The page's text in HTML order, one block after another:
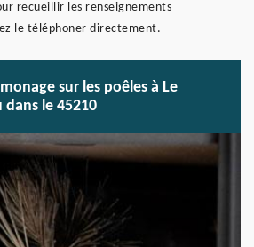
recueillir les renseignements
le téléphoner directement.
sur les poêles à Le
le 45210